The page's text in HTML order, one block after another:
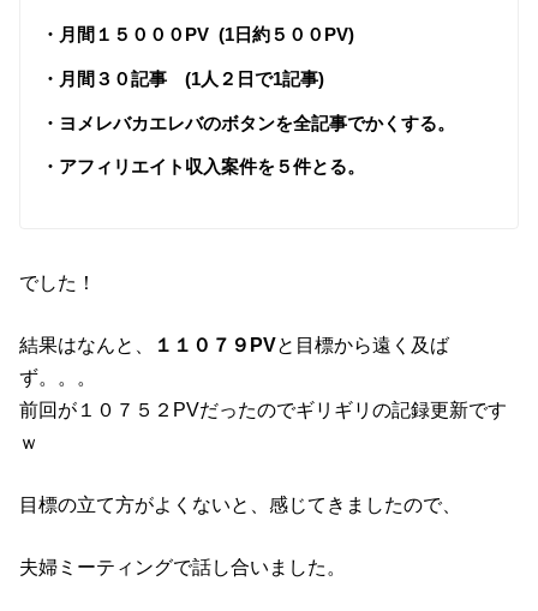
・月間１５０００PV (1日約５００PV)
・月間３０記事 (1人２日で1記事)
・ヨメレバカエレバのボタンを全記事でかくする。
・アフィリエイト収入案件を５件とる。
でした！
結果はなんと、 １１０７９PVと目標から遠く及ば
ず。。。
前回が１０７５２PVだったのでギリギリの記録更新です
ｗ
目標の立て方がよくないと、感じてきましたので、
夫婦ミーティングで話し合いました。